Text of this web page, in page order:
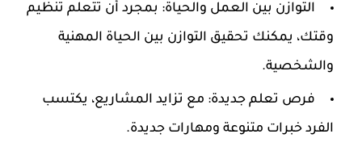
التوازن بين العمل والحياة: بمجرد أن تتعلم تنظيم
وقتك، يمكنك تحقيق التوازن بين الحياة المهنية
والشخصية.
فرص تعلم جديدة: مع تزايد المشاريع، يكتسب
الفرد خبرات متنوعة ومهارات جديدة.